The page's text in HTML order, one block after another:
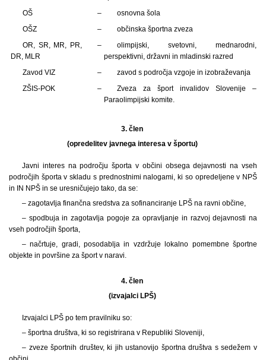
OŠ
–
osnovna šola
OŠZ
–
občinska športna zveza
OR, SR, MR, PR,
DR, MLR
–
olimpijski, svetovni, mednarodni,
perspektivni, državni in mladinski razred
Zavod VIZ
–
zavod s področja vzgoje in izobraževanja
ZŠIS-POK
–
Zveza za šport invalidov Slovenije –
Paraolimpijski komite.
3. člen
(opredelitev javnega interesa v športu)
Javni interes na področju športa v občini obsega dejavnosti na vseh
področjih športa v skladu s prednostnimi nalogami, ki so opredeljene v NPŠ
in IN NPŠ in se uresničujejo tako, da se:
– zagotavlja finančna sredstva za sofinanciranje LPŠ na ravni občine,
– spodbuja in zagotavlja pogoje za opravljanje in razvoj dejavnosti na
vseh področjih športa,
– načrtuje, gradi, posodablja in vzdržuje lokalno pomembne športne
objekte in površine za šport v naravi.
4. člen
(izvajalci LPŠ)
Izvajalci LPŠ po tem pravilniku so:
– športna društva, ki so registrirana v Republiki Sloveniji,
– zveze športnih društev, ki jih ustanovijo športna društva s sedežem v